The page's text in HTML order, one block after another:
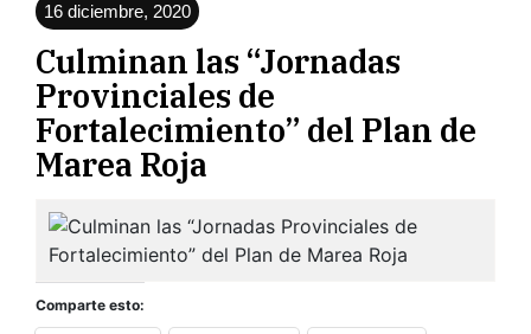
16 diciembre, 2020
Culminan las “Jornadas
Provinciales de
Fortalecimiento” del Plan de
Marea Roja
Comparte esto: